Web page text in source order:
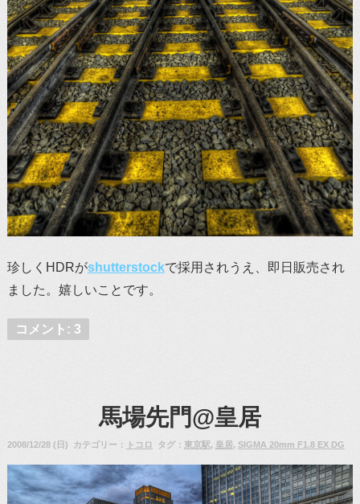
珍しくHDRがshutterstockで採用されうえ、即日販売され
ました。嬉しいことです。
コメント: 3
馬場先門@皇居
2008/12/28 (日) カテゴリー： トコロ タグ： 東京駅, 皇居, SIGMA 20mm F1.8 EX DG